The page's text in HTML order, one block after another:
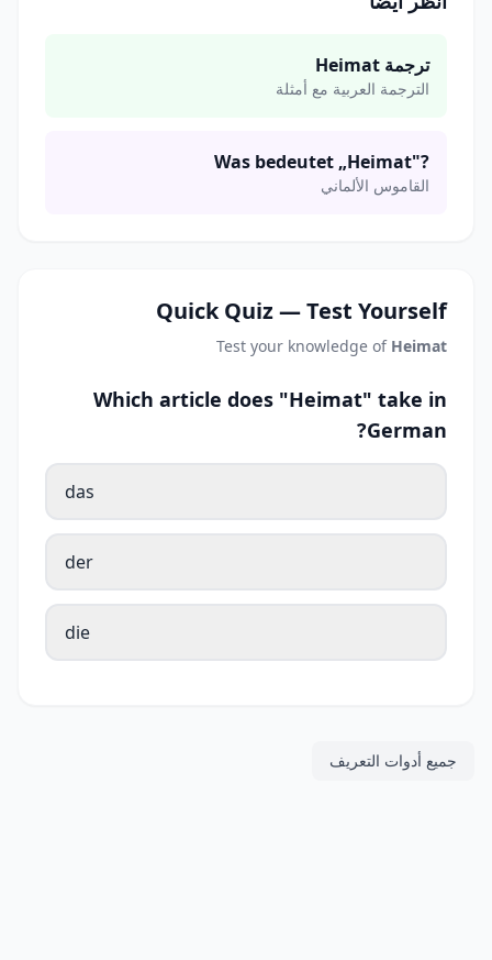
ترجمة Heimat
الترجمة العربية مع أمثلة
Was bedeutet „Heimat"?
القاموس الألماني
Quick Quiz — Test Yourself
Test your knowledge of Heimat
Which article does "Heimat" take in
German?
das
der
die
جميع أدوات التعريف